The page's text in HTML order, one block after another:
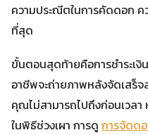
ความประณีตในการคัดดอก
ที่สุด
ขั้นตอนสุดท้ายคือการชำระเ
อาชีพจะถ่ายภาพหลังจัดเสร็จ
คุณไม่สามารถไปถึงก่อนเวล
ในพิธีช่วงเผา การดู การจัดด